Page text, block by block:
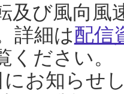
及び風向風
詳細は配信
ください。
お知らせ